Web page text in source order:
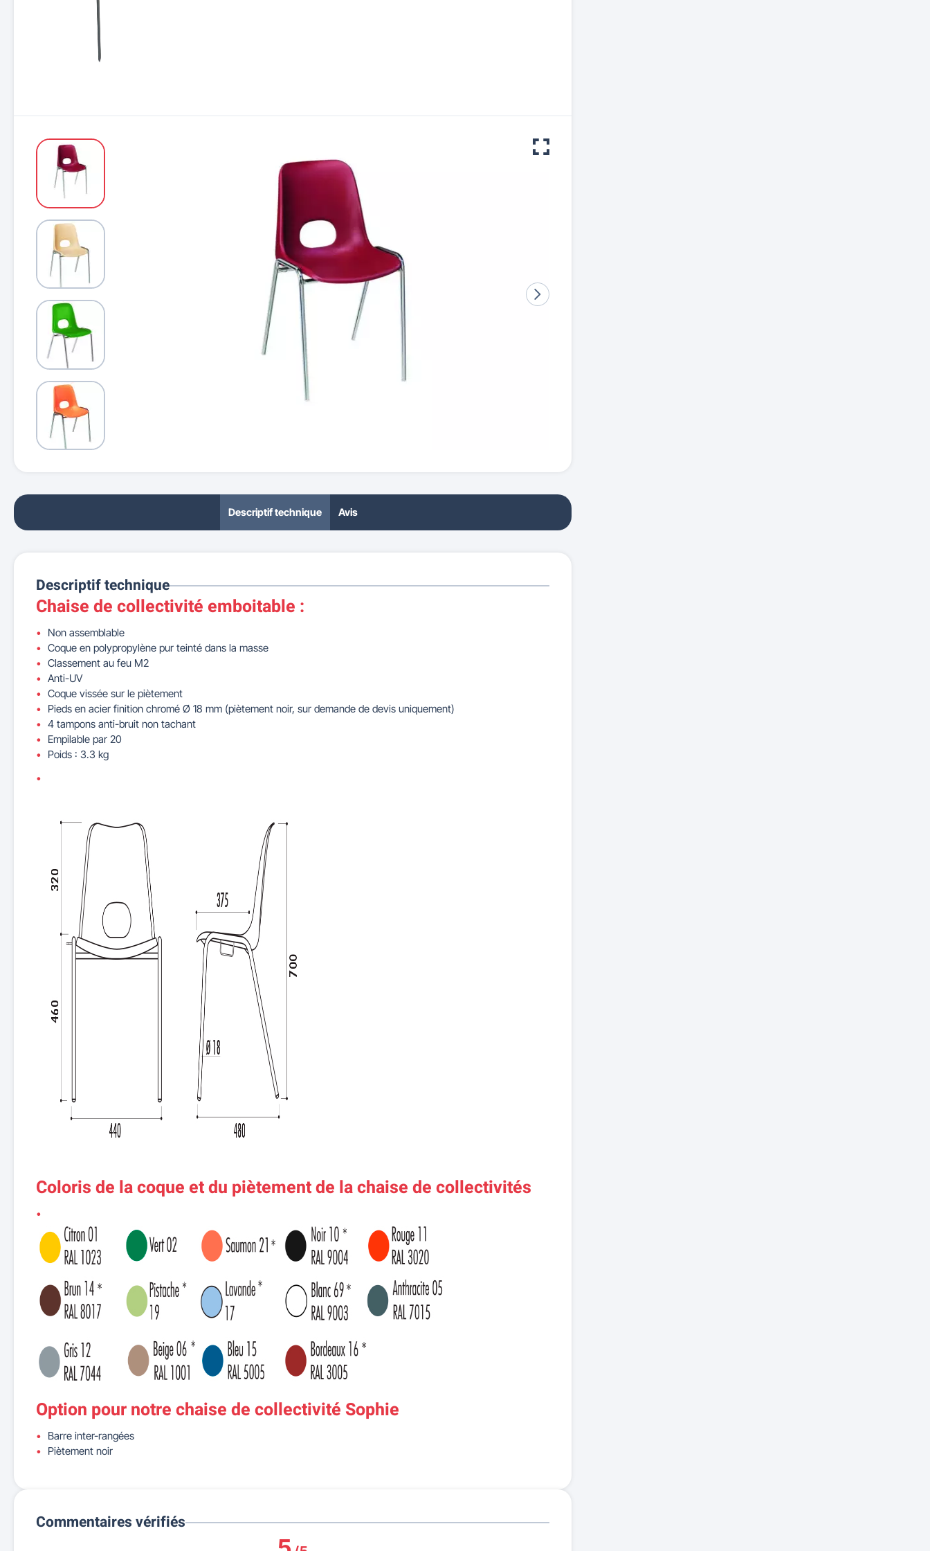
Descriptif technique Avis
Descriptif technique
Chaise de collectivité emboitable :
Non assemblable
Coque en polypropylène pur teinté dans la masse
Classement au feu M2
Anti-UV
Coque vissée sur le piètement
Pieds en acier finition chromé Ø 18 mm (piètement noir, sur demande de devis uniquement)
4 tampons anti-bruit non tachant
Empilable par 20
Poids : 3.3 kg
Coloris de la coque et du piètement de la chaise de collectivités
Option pour notre chaise de collectivité Sophie
Barre inter-rangées
Piètement noir
Commentaires vérifiés